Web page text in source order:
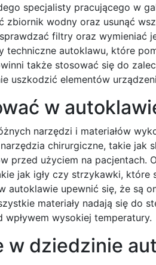
specjalisty pracującego w
wodny oraz usunąć
filtry oraz wymieniać
autoklawu, które
także stosować się do
uszkodzić elementów
w
narzędzi i materiałów
chirurgiczne, takie jak
przed użyciem na pacjentach.
jak igły czy strzykawki, które
autoklawie upewnić się, że są
materiały nadają się do
wysokiej temperatury.
dziedzinie